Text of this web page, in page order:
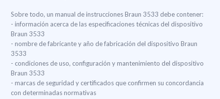
Sobre todo, un manual de instrucciones Braun 3533 debe contener:
- información acerca de las especificaciones técnicas del dispositivo
Braun 3533
- nombre de fabricante y año de fabricación del dispositivo Braun
3533
- condiciones de uso, configuración y mantenimiento del dispositivo
Braun 3533
- marcas de seguridad y certificados que confirmen su concordancia
con determinadas normativas